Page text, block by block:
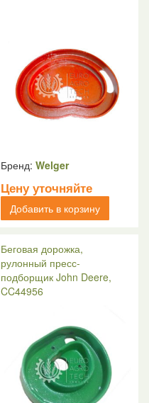
Бренд: Welger
Цену уточняйте
Добавить в корзину
Беговая дорожка,
рулонный пресс-
подборщик John Deere,
CC44956